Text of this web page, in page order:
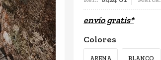
envío gratis*
Colores
ARENA BLANCO